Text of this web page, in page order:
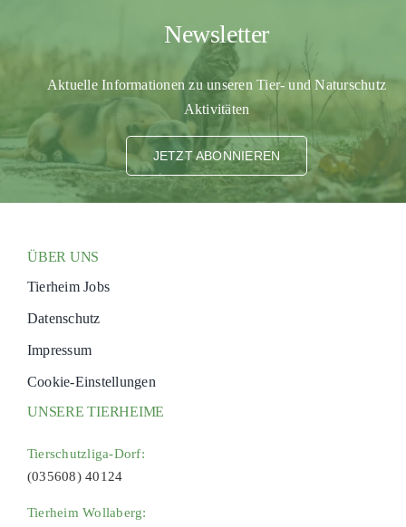
Newsletter
Aktuelle Informationen zu unseren Tier- und Naturschutz
Aktivitäten
JETZT ABONNIEREN
ÜBER UNS
Tierheim Jobs
Datenschutz
Impressum
Cookie-Einstellungen
UNSERE TIERHEIME
Tierschutzliga-Dorf:
(035608) 40124
Tierheim Wollaberg: